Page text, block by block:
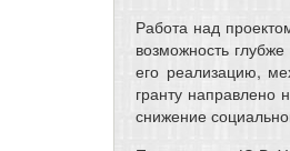
Работа над
возможность
его реализацию,
гранту направлено
снижение